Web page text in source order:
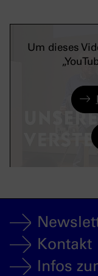
Um dieses
Kontakt
Infos